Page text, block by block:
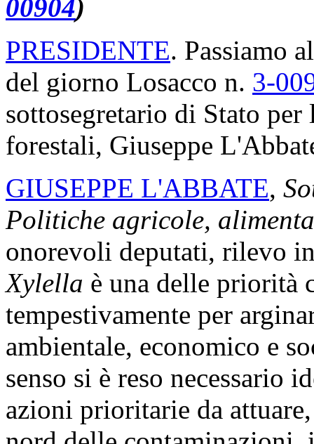
00904)
PRESIDENTE. Passiamo
del giorno Losacco n. 3-
sottosegretario di Stato
forestali, Giuseppe
GIUSEPPE L'ABBATE,
Politiche agricole,
onorevoli deputati, rilevo in
Xylella è una delle priorità
tempestivamente per
ambientale, economico e
senso si è reso necessario
azioni prioritarie da